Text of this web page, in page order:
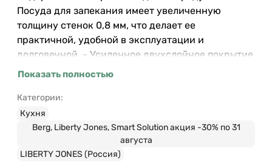
Посуда для запекания имеет увеличенную
толщину стенок 0,8 мм, что делает ее
практичной, удобной в эксплуатации и
долговечной. - Усиленное двухслойное покрытие
на основе силикона PPG Eclipse отличается
стирается, не трескается, рассчитано на
интенсивное использование, легко моется и не
содержит PFAS. Материал: углеродистая сталь.
Размеры: 37,5х25,7х3 см. Форму рекомендуется
мыть вручную – так она прослужит намного
Показать полностью
Категории:
Кухня
Berg, Liberty Jones, Smart Solution акция -30% по 31
августа
LIBERTY JONES (Россия)